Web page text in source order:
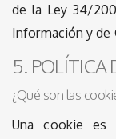
de la Ley 34/
Información y de
5. POLÍTICA
¿Qué son las
Una cookie es